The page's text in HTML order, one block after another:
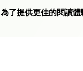
為了提供更佳的閱讀